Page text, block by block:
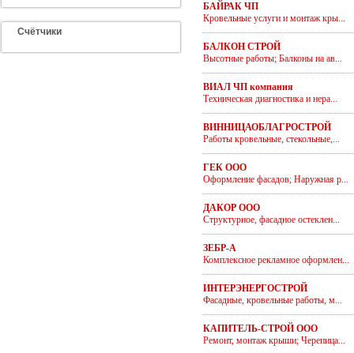
Счётчики
БАЙРАК ЧП
Кровельные услуги и монтаж кры...
БАЛКОН СТРОЙ
Высотные работы; Балконы на ав...
ВИАЛ ЧП компания
Техническая диагностика и нера...
ВИННИЦАОБЛАГРОСТРОЙ
Работы кровельные, стекольные,...
ГЕК ООО
Оформление фасадов; Наружная р...
ДАКОР ООО
Структурное, фасадное остеклен...
ЗЕБР-А
Комплексное рекламное оформлен...
ИНТЕРЭНЕРГОСТРОЙ
Фасадные, кровельные работы, м...
КАПИТЕЛЬ-СТРОЙ ООО
Ремонт, монтаж крыши; Черепица...